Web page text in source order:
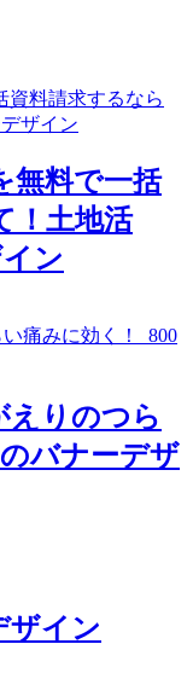
無料で一括
！土地活
ン
えりのつら
バナーデザ
ザイン